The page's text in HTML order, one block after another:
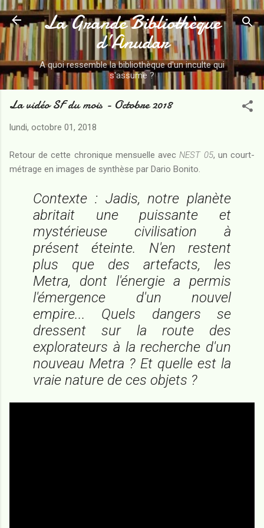
Accéder au contenu principal
La Grande Bibliothèque
d’Anudar
A quoi ressemble la bibliothèque d'un inculte qui
s'assume ?
La vidéo SF du mois - Octobre 2018
lundi, octobre 01, 2018
Retour de cette chronique mensuelle avecNEST 05, un court-
métrage en images de synthèse par Dario Bonito.
Contexte : Jadis, notre planète
abritait une puissante et
mystérieuse civilisation à
présent éteinte. N'en restent
plus que des artefacts, les
Metra, dont l'énergie a permis
l'émergence d'un nouvel
empire... Quels dangers se
dressent sur la route des
explorateurs à la recherche d'un
nouveau Metra ? Et quelle est la
vraie nature de ces objets ?